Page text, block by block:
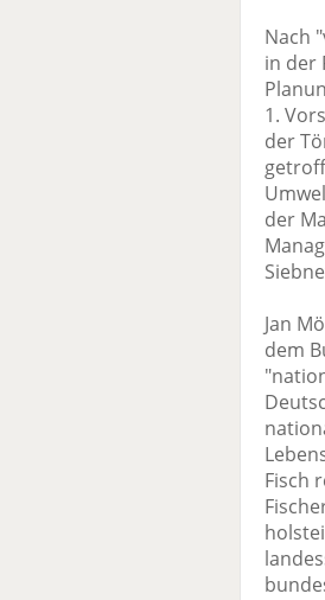
Nach
in der
1.
der
der
Jan
dem
Fisch